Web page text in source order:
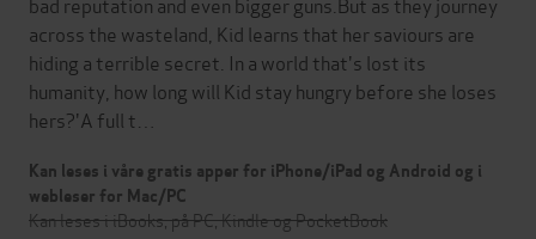
across the wasteland, Kid learns that her saviours are
hiding a terrible secret. In a world that's lost its
humanity, how long will Kid stay hungry before she loses
hers?'A full t…
Kan leses i våre gratis apper for iPhone/iPad og Android og i
webleser for Mac/PC
Kan leses i iBooks, på PC, Kindle og PocketBook